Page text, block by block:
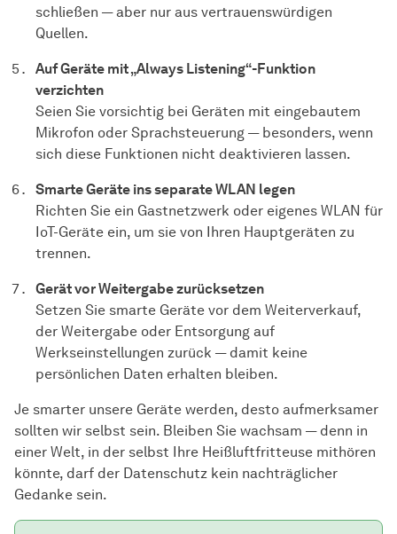
schließen — aber nur aus vertrauenswürdigen
Quellen.
Auf Geräte mit „Always Listening“-Funktion
verzichten
Seien Sie vorsichtig bei Geräten mit eingebautem
Mikrofon oder Sprachsteuerung — besonders, wenn
sich diese Funktionen nicht deaktivieren lassen.
Smarte Geräte ins separate WLAN legen
Richten Sie ein Gastnetzwerk oder eigenes WLAN für
IoT-Geräte ein, um sie von Ihren Hauptgeräten zu
trennen.
Gerät vor Weitergabe zurücksetzen
Setzen Sie smarte Geräte vor dem Weiterverkauf,
der Weitergabe oder Entsorgung auf
Werkseinstellungen zurück — damit keine
persönlichen Daten erhalten bleiben.
Je smarter unsere Geräte werden, desto aufmerksamer
sollten wir selbst sein. Bleiben Sie wachsam — denn in
einer Welt, in der selbst Ihre Heißluftfritteuse mithören
könnte, darf der Datenschutz kein nachträglicher
Gedanke sein.